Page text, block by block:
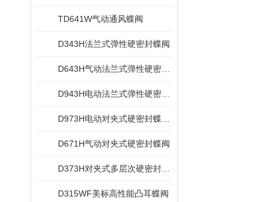
TD641W气动通风蝶阀
D343H法兰式弹性硬密封蝶阀
D671H气动对夹式硬密封蝶阀
D315WF美标高性能凸耳蝶阀